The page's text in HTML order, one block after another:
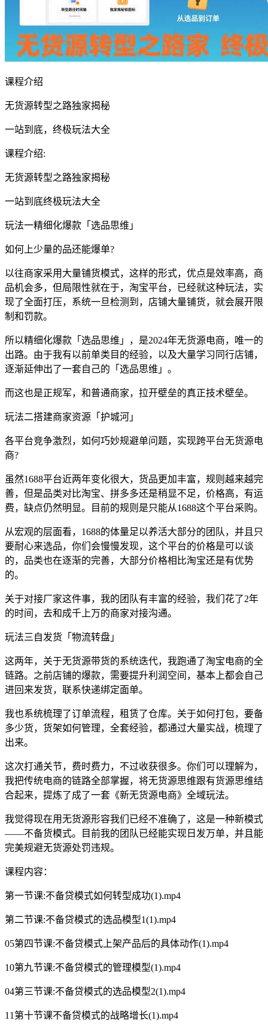
课程介绍
​无货源转型之路独家揭秘
一站到底，终极玩法大全
课程介绍:
无货源转型之路独家揭秘
一站到底终极玩法大全
玩法一精细化爆款「选品思维」
如何上少量的品还能爆单?
以往商家采用大量铺货模式，这样的形式，优点是效率高，商
品机会多，但局限性就在于，淘宝平台，已经就这种玩法，实
现了全面打压，系统一旦检测到，店铺大量铺货，就会展开限
制和罚款。
所以精细化爆款「选品思维」，是2024年无货源电商，唯一的
出路。由于我有以前单类目的经验，以及大量学习同行店铺，
逐渐延伸出了一套自己的「选品思维」。
而这也是正规军，和普通商家，拉开壁垒的真正技术壁垒。
玩法二搭建商家资源「护城河」
各平台竞争激烈，如何巧妙规避单问题，实现跨平台无货源电
商?
虽然1688平台近两年变化很大，货品更加丰富，规则越来越完
善，但是品类对比淘宝、拼多多还是稍显不足，价格高，有运
费，缺点仍然明显。目前的规则是只能从1688这个平台采购。
从宏观的层面看，1688的体量足以养活大部分的团队，并且只
要耐心来选品，你们会慢慢发现，这个平台的价格是可以谈
的，品类也在逐渐的完善，大部分价格相比淘宝还是有优势
的。
关于对接厂家这件事，我的团队有丰富的经验，我们花了2年
的时间，去和成千上万的商家对接沟通。
玩法三自发货「物流转盘」
这两年，关于无货源带货的系统迭代，我跑通了淘宝电商的全
链路。之前店铺的爆款，需要提升利润空间，基本上都会自己
进回来发货，联系快递绑定面单。
我也系统梳理了订单流程，租赁了仓库。关于如何打包，要备
多少货，货架如何管理，全套经验，都通过大量实战，梳理了
出来。
这次打通关节，费时费力，不过收获很多。你们可以理解为，
我把传统电商的链路全部掌握，将无货源思维跟有货源思维结
合起来，提炼了成了一套《新无货源电商》全域玩法。
我觉得现在用无货源形容我们已经不准确了，这是一种新模式
——不备货模式。目前我的团队已经能实现日发万单，并且能
完美规避无货源处罚违规。
课程内容：
第一节课:不备贷模式如何转型成功(1).mp4
第二节课:不备贷模式的选品模型1(1).mp4
05第四节课:不备贷模式上架产品后的具体动作(1).mp4
10第九节课:不备贷模式的管理模型(1).mp4
04第三节课:不备贷模式的选品模型2(1).mp4
11第十节课不备贷模式的战略增长(1).mp4